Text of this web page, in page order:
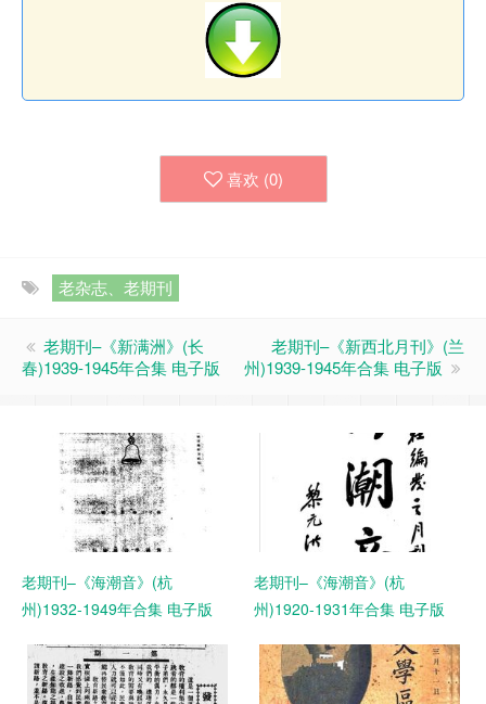
喜欢 (0)
老杂志、老期刊
老期刊–《新满洲》(长
春)1939-1945年合集 电子版
老期刊–《新西北月刊》(兰
州)1939-1945年合集 电子版
老期刊–《海潮音》(杭
州)1932-1949年合集 电子版
老期刊–《海潮音》(杭
州)1920-1931年合集 电子版